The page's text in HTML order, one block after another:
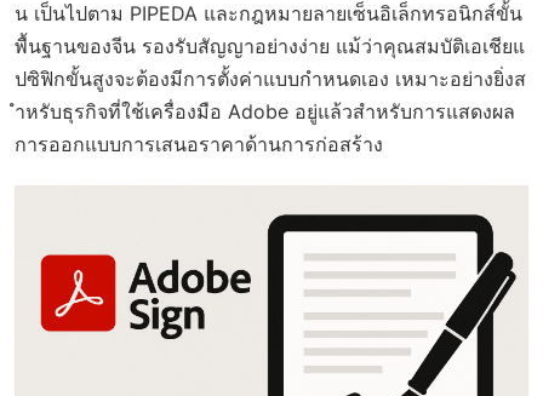
น เป็นไปตาม PIPEDA และกฎหมายลายเซ็นอิเล็กทรอนิกส์ขั้น
พื้นฐานของจีน รองรับสัญญาอย่างง่าย แม้ว่าคุณสมบัติเอเชียแ
ปซิฟิกขั้นสูงจะต้องมีการตั้งค่าแบบกำหนดเอง เหมาะอย่างยิ่งส
ำหรับธุรกิจที่ใช้เครื่องมือ Adobe อยู่แล้วสำหรับการแสดงผล
การออกแบบการเสนอราคาด้านการก่อสร้าง